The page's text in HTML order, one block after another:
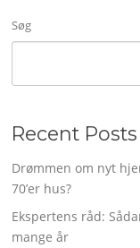
Søg
Recent Posts
Drømmen om nyt
70’er hus?
Ekspertens råd:
mange år